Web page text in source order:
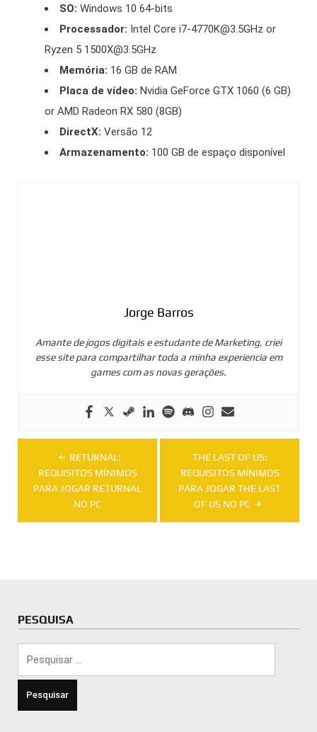
SO: Windows 10 64-bits
Processador: Intel Core i7-4770K@3.5GHz or
Ryzen 5 1500X@3.5GHz
Memória: 16 GB de RAM
Placa de vídeo: Nvidia GeForce GTX 1060 (6 GB)
or AMD Radeon RX 580 (8GB)
DirectX: Versão 12
Armazenamento: 100 GB de espaço disponível
Jorge Barros
Amante de jogos digitais e estudante de Marketing, criei
esse site para compartilhar toda a minha experiencia em
games com as novas gerações.
Navegação
de
RETURNAL:
REQUISITOS MÍNIMOS
PARA JOGAR RETURNAL
NO PC
THE LAST OF US:
REQUISITOS MÍNIMOS
PARA JOGAR THE LAST
OF US NO PC
PESQUISA